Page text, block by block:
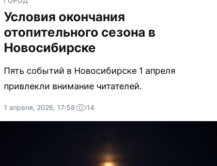
Условия окончания
отопительного сезона в
Новосибирске
Пять событий в Новосибирске 1 апреля
привлекли внимание читателей.
1 апреля, 2026, 17:58 14